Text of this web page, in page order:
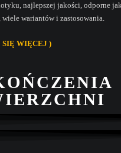
najlepszej jakości, odporne
wariantów i zastosowania.
SIĘ WIĘCEJ )